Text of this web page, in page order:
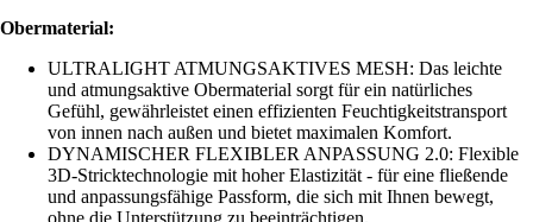
Obermaterial:
ULTRALIGHT ATMUNGSAKTIVES MESH: Das leichte
und atmungsaktive Obermaterial sorgt für ein natürliches
Gefühl, gewährleistet einen effizienten Feuchtigkeitstransport
von innen nach außen und bietet maximalen Komfort.
DYNAMISCHER FLEXIBLER ANPASSUNG 2.0: Flexible
3D-Stricktechnologie mit hoher Elastizität - für eine fließende
und anpassungsfähige Passform, die sich mit Ihnen bewegt,